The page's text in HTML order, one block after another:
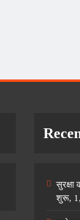
सुरक्षा
शुरू,